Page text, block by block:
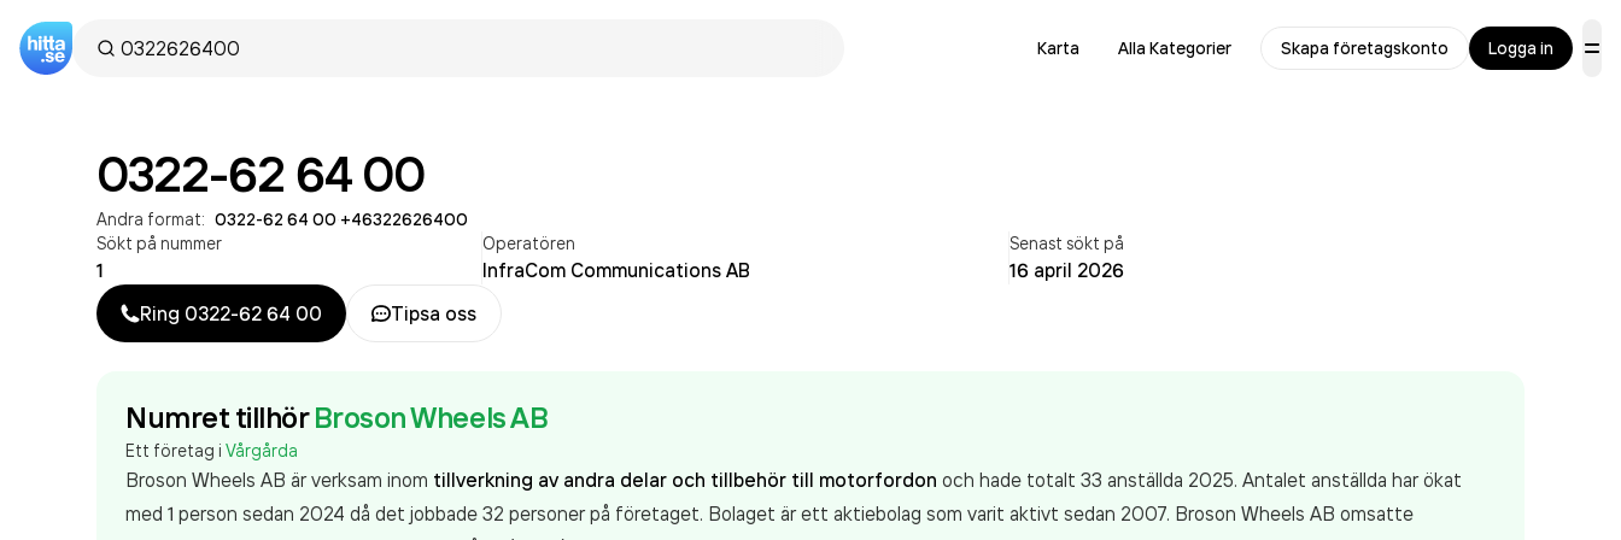
Karta Alla Kategorier Skapa företagskonto Logga in
0322-62 64 00
Andra format: 0322-62 64 00 +46322626400
Sökt på nummer
1
Operatören
InfraCom Communications AB
Senast sökt på
16 april 2026
Ring 0322-62 64 00 Tipsa oss
Numret tillhör Broson Wheels AB
Ett företag i Vårgårda
Broson Wheels AB är verksam inom tillverkning av andra delar och tillbehör till motorfordon och hade totalt 33 anställda 2025. Antalet anställda har ökat
med 1 person sedan 2024 då det jobbade 32 personer på företaget. Bolaget är ett aktiebolag som varit aktivt sedan 2007. Broson Wheels AB omsatte